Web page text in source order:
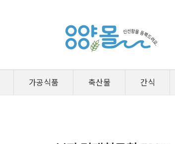
가공식품 축산물 간식